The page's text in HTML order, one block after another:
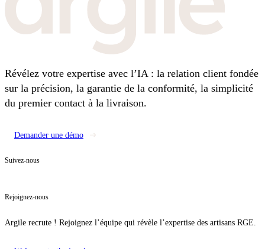
Révélez votre expertise avec l’IA : la relation client fondée
sur la précision, la garantie de la conformité, la simplicité
du premier contact à la livraison.
Demander une démo
Suivez-nous
Rejoignez-nous
Argile recrute ! Rejoignez l’équipe qui révèle l’expertise des artisans RGE.